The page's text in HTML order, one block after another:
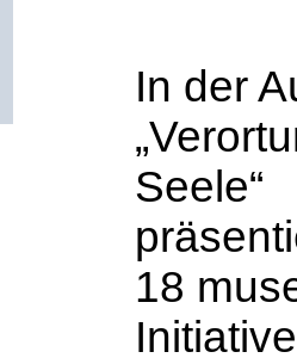
In der
Seele“
18